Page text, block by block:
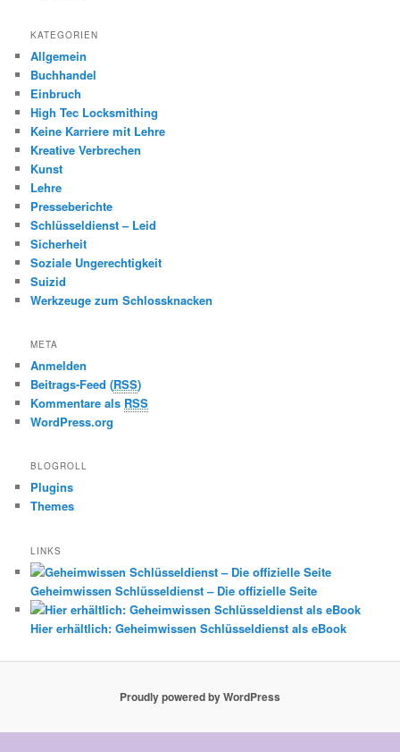
KATEGORIEN
Allgemein
Buchhandel
Einbruch
High Tec Locksmithing
Keine Karriere mit Lehre
Kreative Verbrechen
Kunst
Lehre
Presseberichte
Schlüsseldienst – Leid
Sicherheit
Soziale Ungerechtigkeit
Suizid
Werkzeuge zum Schlossknacken
META
Anmelden
Beitrags-Feed (RSS)
Kommentare als RSS
WordPress.org
BLOGROLL
Plugins
Themes
LINKS
Geheimwissen Schlüsseldienst – Die offizielle Seite
Hier erhältlich: Geheimwissen Schlüsseldienst als eBook
Proudly powered by WordPress